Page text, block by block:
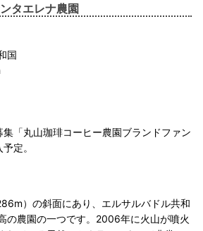
タエレナ農園
国
「丸山珈琲コーヒー農園ブランドファン
定。
）の斜面にあり、エルサルバドル共和
の農園の一つです。2006年に火山が噴火